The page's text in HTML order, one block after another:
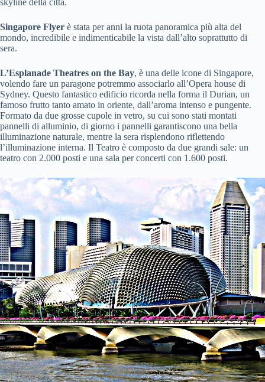
Singapore Flyer è stata per anni la ruota panoramica più alta del
mondo, incredibile e indimenticabile la vista dall’alto soprattutto di
sera.
L’Esplanade Theatres on the Bay, è una delle icone di Singapore,
volendo fare un paragone potremmo associarlo all’Opera house di
Sydney. Questo fantastico edificio ricorda nella forma il Durian, un
famoso frutto tanto amato in oriente, dall’aroma intenso e pungente.
Formato da due grosse cupole in vetro, su cui sono stati montati
pannelli di alluminio, di giorno i pannelli garantiscono una bella
illuminazione naturale, mentre la sera risplendono riflettendo
l’illuminazione interna. Il Teatro è composto da due grandi sale: un
teatro con 2.000 posti e una sala per concerti con 1.600 posti.